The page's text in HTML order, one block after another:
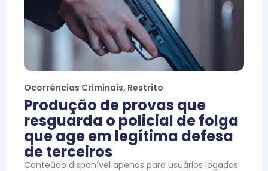
Ocorrências Criminais, Restrito
Produção de provas que
resguarda o policial de folga
que age em legítima defesa
de terceiros
Conteúdo disponível apenas para usuários logados